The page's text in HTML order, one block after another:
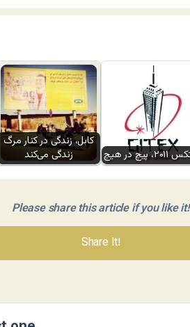
کابل، زندگی در کنار مرگ
زندگی می‌کند
پیچ در هیچ
Please share this article if you like it!
Share It!